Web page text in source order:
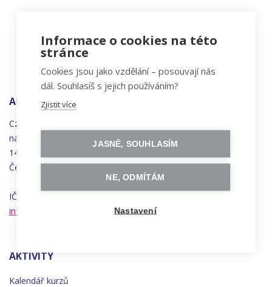
ADRESA
Czechitas, z.ú.
náměstí
Synků 1748/17
140 00 Praha 4 - Nusle
Česká republika
IČO 22834958 | DIČ CZ22834958
info@czechitas.cz
AKTIVITY
Kalendář kurzů
Informace o cookies na této
stránce
Cookies jsou jako vzdělání – posouvají nás
dál. Souhlasíš s jejich používáním?
Zjistit více
JASNĚ, SOUHLASÍM
NE, ODMÍTÁM
Nastavení